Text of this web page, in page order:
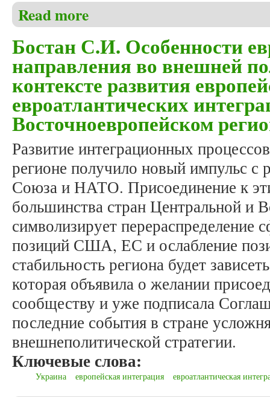
Read more
Бостан С.И. Особенности
направления во внешней
контексте развития
евроатлантических
Восточноевропейском
Развитие интеграционных
регионе получило новый импульс с
Союза и НАТО. Присоединение к
большинства стран Центральной и
символизирует перераспределение
позиций США, ЕС и ослабление
стабильность региона будет
которая объявила о желании
сообществу и уже подписала
последние события в стране
внешнеполитической стратегии.
Ключевые слова:
Украина европейская интеграция евроатлантическая